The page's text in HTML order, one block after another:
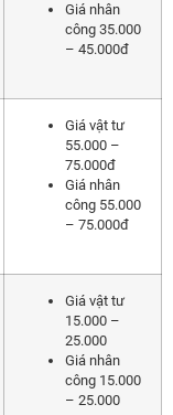
Giá nhân
công 35.000
– 45.000đ
Giá vật tư
55.000 –
75.000đ
Giá nhân
công 55.000
– 75.000đ
Giá vật tư
15.000 –
25.000
Giá nhân
công 15.000
– 25.000